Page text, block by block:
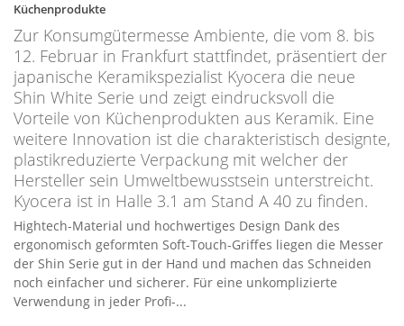
Küchenprodukte
Zur Konsumgütermesse Ambiente, die vom 8. bis
12. Februar in Frankfurt stattfindet, präsentiert der
japanische Keramikspezialist Kyocera die neue
Shin White Serie und zeigt eindrucksvoll die
Vorteile von Küchenprodukten aus Keramik. Eine
weitere Innovation ist die charakteristisch designte,
plastikreduzierte Verpackung mit welcher der
Hersteller sein Umweltbewusstsein unterstreicht.
Kyocera ist in Halle 3.1 am Stand A 40 zu finden.
Hightech-Material und hochwertiges Design Dank des
ergonomisch geformten Soft-Touch-Griffes liegen die Messer
der Shin Serie gut in der Hand und machen das Schneiden
noch einfacher und sicherer. Für eine unkomplizierte
Verwendung in jeder Profi-...